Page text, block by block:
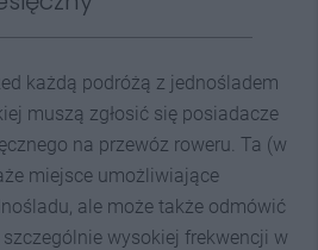
każdą podróżą z jednośladem
muszą zgłosić się posiadacze
na przewóz roweru. Ta (w
miejsce umożliwiające
ale może także odmówić
wysokiej frekwencji w